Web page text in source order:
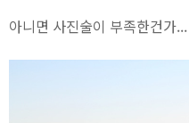
아니면 사진술이 부족한건가...